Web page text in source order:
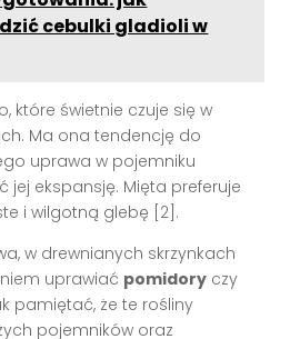
cebulki gladioli w
które świetnie czuje się w
Ma ona tendencję do
uprawa w pojemniku
jej ekspansję. Mięta preferuje
i wilgotną glebę [2].
w drewnianych skrzynkach
uprawiać pomidory czy
pamiętać, że te rośliny
pojemników oraz